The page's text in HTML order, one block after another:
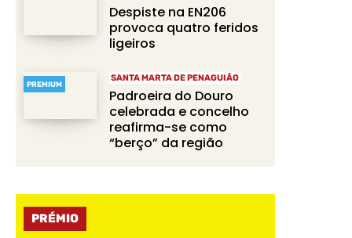
Despiste na EN206
provoca quatro feridos
ligeiros
PREMIUM
SANTA MARTA DE PENAGUIÃO
Padroeira do Douro
celebrada e concelho
reafirma-se como
“berço” da região
PRÉMIO